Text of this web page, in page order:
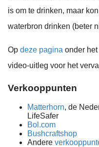
is om te drinken, maar
waterbron drinken (beter
Op deze pagina onder
video-uitleg voor het
Verkooppunten
Matterhorn, de
LifeSafer
Bol.com
Bushcraftshop
Andere